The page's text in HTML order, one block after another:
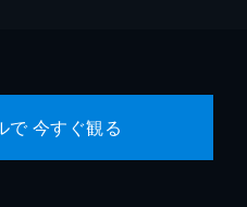
で 今すぐ観る